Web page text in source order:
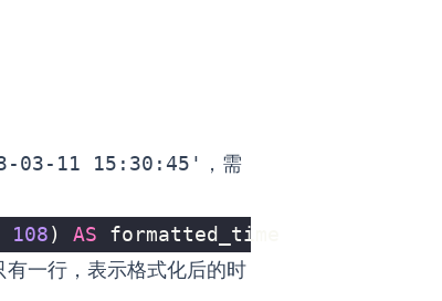
03-11 15:30:45' ，需
108) AS
formatted_time
有一行，表示格式化后的时